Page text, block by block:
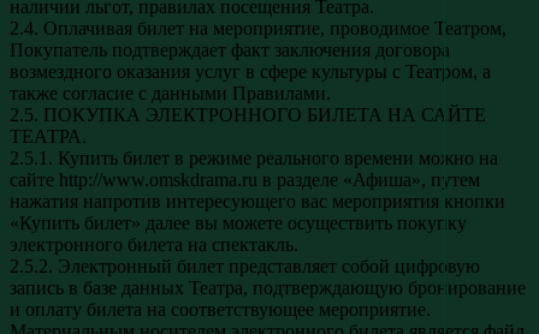
наличии льгот, правилах посещения Театра.
2.4. Оплачивая билет на мероприятие, проводимое Театром,
Покупатель подтверждает факт заключения договора
возмездного оказания услуг в сфере культуры с Театром, а
также согласие с данными Правилами.
2.5. ПОКУПКА ЭЛЕКТРОННОГО БИЛЕТА НА САЙТЕ
ТЕАТРА.
2.5.1. Купить билет в режиме реального времени можно на
сайте http://www.omskdrama.ru в разделе «Афиша», путем
нажатия напротив интересующего вас мероприятия кнопки
«Купить билет» далее вы можете осуществить покупку
электронного билета на спектакль.
2.5.2. Электронный билет представляет собой цифровую
запись в базе данных Театра, подтверждающую бронирование
и оплату билета на соответствующее мероприятие.